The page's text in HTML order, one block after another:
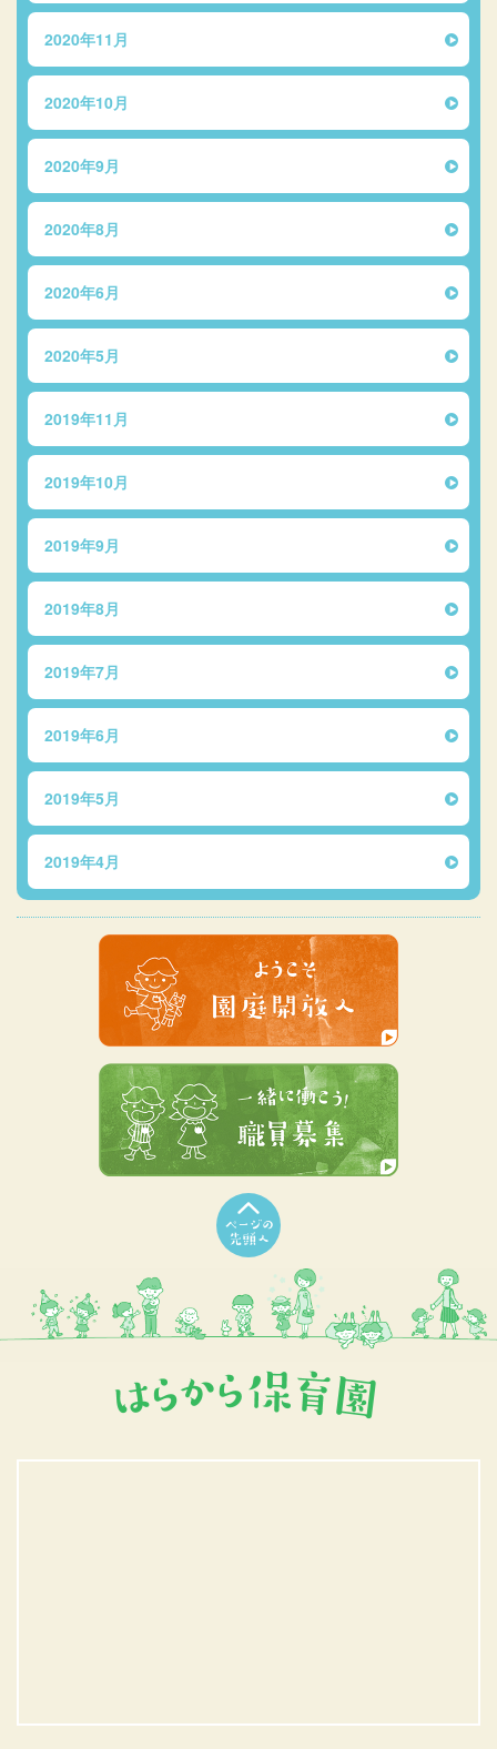
2020年11月
2020年10月
2020年9月
2020年8月
2020年6月
2020年5月
2019年11月
2019年10月
2019年9月
2019年8月
2019年7月
2019年6月
2019年5月
2019年4月